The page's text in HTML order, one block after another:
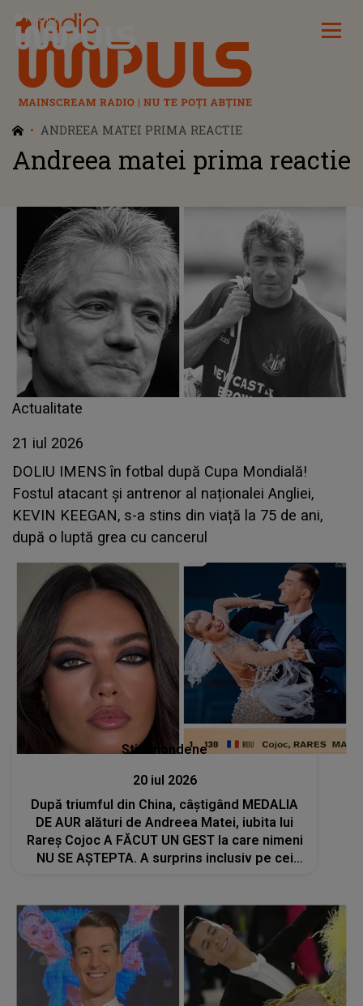
Radio Impuls
ANDREEA MATEI PRIMA REACTIE
Andreea matei prima reactie
Actualitate
21 iul 2026
DOLIU IMENS în fotbal după Cupa Mondială!
Fostul atacant și antrenor al naționalei Angliei,
KEVIN KEEGAN, s-a stins din viață la 75 de ani,
după o luptă grea cu cancerul
Stiri mondene
20 iul 2026
După triumful din China, câștigând MEDALIA
DE AUR alături de Andreea Matei, iubita lui
Rareș Cojoc A FĂCUT UN GEST la care nimeni
NU SE AȘTEPTA. A surprins inclusiv pe cei